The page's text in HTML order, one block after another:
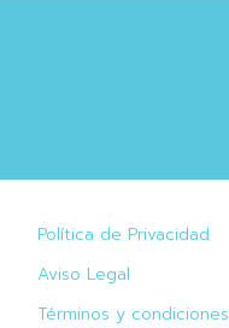
Política de Privacidad
Aviso Legal
Términos y condiciones